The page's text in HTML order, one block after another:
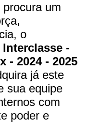
um
o
Interclasse -
- 2024 - 2025
já este
sua equipe
com
poder e